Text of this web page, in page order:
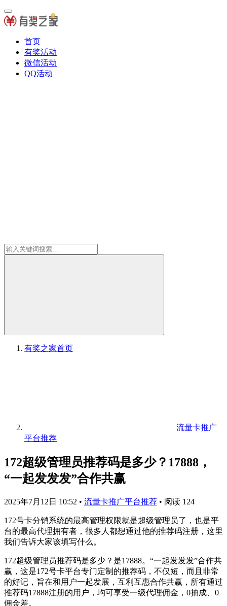
首页
有奖活动
微信活动
QQ活动
有奖之家首页
流量卡推广
平台推荐
172超级管理员推荐码是多少？17888，
“一起发发发”合作共赢
2025年7月12日 10:52 • 流量卡推广平台推荐 • 阅读 124
172号卡分销系统的最高管理权限就是超级管理员了，也是平
台的最高代理拥有者，很多人都想通过他的推荐码注册，这里
我们告诉大家该填写什么。
172超级管理员推荐码是多少？是17888。“一起发发发”合作共
赢，这是172号卡平台专门定制的推荐码，不仅短，而且非常
的好记，旨在和用户一起发展，互利互惠合作共赢，所有通过
推荐码17888注册的用户，均可享受一级代理佣金，0抽成、0
佣金差。